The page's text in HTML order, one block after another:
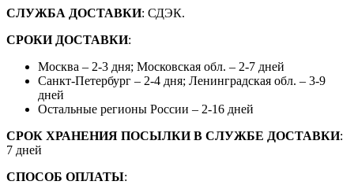
СЛУЖБА ДОСТАВКИ: СДЭК.
СРОКИ ДОСТАВКИ:
Москва – 2-3 дня; Московская обл. – 2-7 дней
Санкт-Петербург – 2-4 дня; Ленинградская обл. – 3-9
дней
Остальные регионы России – 2-16 дней
СРОК ХРАНЕНИЯ ПОСЫЛКИ В СЛУЖБЕ ДОСТАВКИ:
7 дней
СПОСОБ ОПЛАТЫ: